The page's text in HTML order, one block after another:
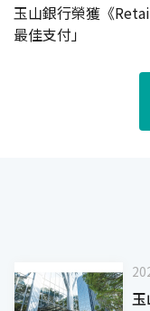
玉山銀行榮獲《
最佳支付」